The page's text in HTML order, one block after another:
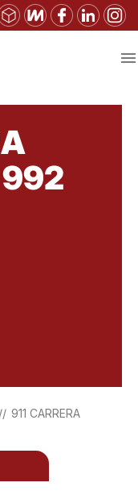

992
911 CARRERA